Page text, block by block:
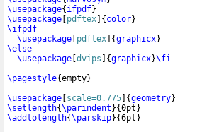
\usepackage{ ifpdf}
\usepackage pdftex { color}
\ifpdf
\usepackage pdftex {graphicx}
\else
\usepackage dvips {graphicx}\fi
\pagestyle{empty}
\usepackage scale=0.775 {geometry}
\setlength{\parindent }{0pt }
\addtolength{\parskip}{6pt }